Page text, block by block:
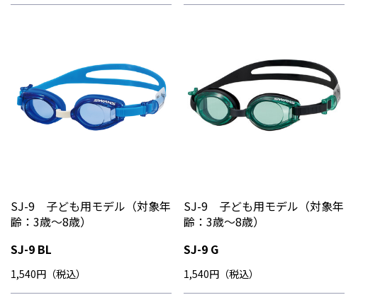
SJ-9 子ども用モデル（対象年
齢：3歳～8歳）
SJ-9 BL
1,540円（税込）
SJ-9 子ども用モデル（対象年
齢：3歳～8歳）
SJ-9 G
1,540円（税込）